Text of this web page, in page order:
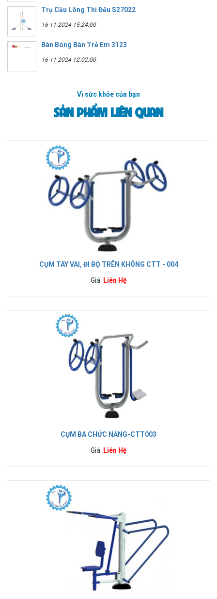
Trụ Cầu Lông Thi Đấu S27022
16-11-2024 15:24:00
Bàn Bóng Bàn Trẻ Em 3123
16-11-2024 12:02:00
Vì sức khỏe của bạn
SẢN PHẨM LIÊN QUAN
CỤM TAY VAI, ĐI BỘ TRÊN KHÔNG CTT - 004
Giá: Liên Hệ
CỤM BA CHỨC NĂNG-CTT003
Giá: Liên Hệ